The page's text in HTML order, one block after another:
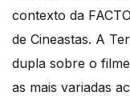
contexto da
de Cineastas. A
dupla sobre o
as mais variadas